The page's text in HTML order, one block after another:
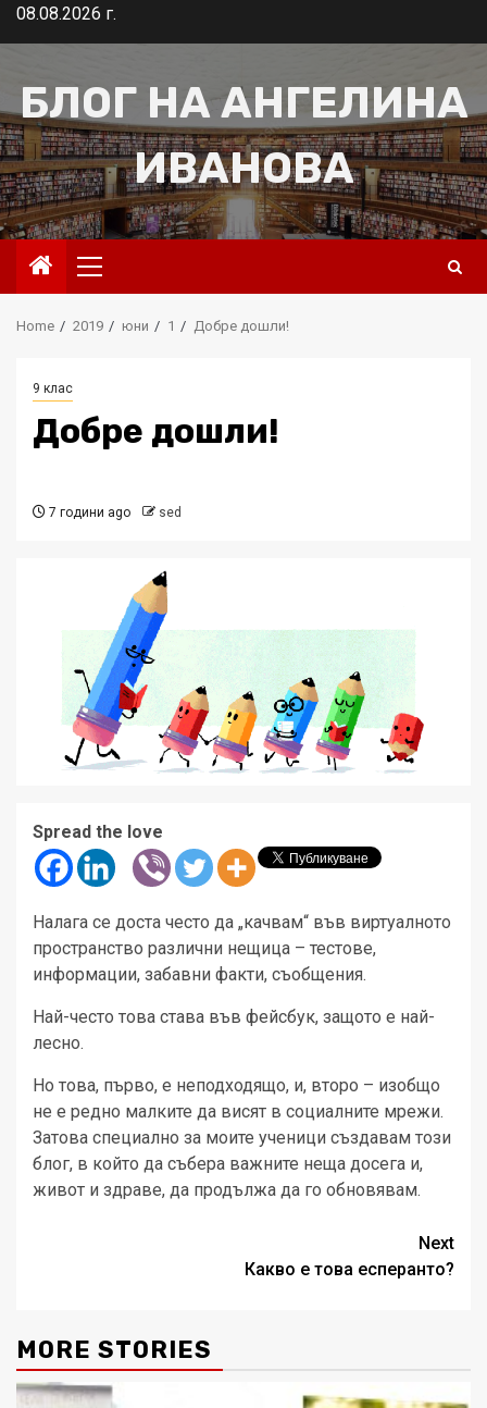
Skip08.08.2026 г.
БЛОГ НА АНГЕЛИНА
ИВАНОВА
Primary
Menu
Home 2019 юни 1 Добре дошли!
9 клас
Добре дошли!
7 години ago sed
Spread the love
Налага се доста често да „качвам“ във виртуалното
пространство различни нещица – тестове,
информации, забавни факти, съобщения.
Най-често това става във фейсбук, защото е най-
лесно.
Но това, първо, е неподходящо, и, второ – изобщо
не е редно малките да висят в социалните мрежи.
Затова специално за моите ученици създавам този
блог, в който да събера важните неща досега и,
живот и здраве, да продължа да го обновявам.
Next
Какво е това есперанто?
MORE STORIES